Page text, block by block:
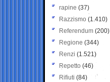
rapine (37)
Razzismo (1.410)
Referendum (200)
Regione (344)
Renzi (1.521)
Repetto (46)
Rifiuti (84)